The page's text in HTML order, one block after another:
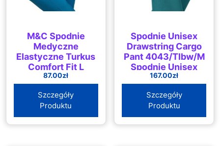
M&C Spodnie
Medyczne
Elastyczne Turkus
Comfort Fit L
87.00zł
Szczegóły
Produktu
Spodnie Unisex
Drawstring Cargo
Pant 4043/Tlbw/M
Spodnie Unisex
Drawstring Cargo
Pant
167.00zł
Szczegóły
Produktu